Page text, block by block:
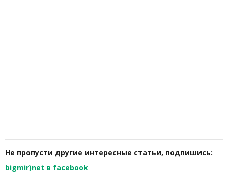
Не пропусти другие интересные статьи, подпишись:
bigmir)net в facebook